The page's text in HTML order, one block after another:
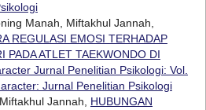
Manah, Miftakhul Jannah,
REGULASI EMOSI TERHADAP
PADA ATLET TAEKWONDO DI
Jurnal Penelitian Psikologi: Vol.
Jurnal Penelitian Psikologi
Jannah, HUBUNGAN